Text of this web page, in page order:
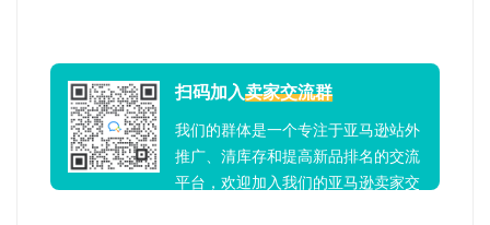
扫码加入卖家交流群
我们的群体是一个专注于亚马逊站外
推广、清库存和提高新品排名的交流
平台，欢迎加入我们的亚马逊卖家交